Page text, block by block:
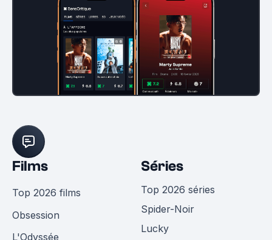
Films
Top 2026 films
Obsession
L'Odyssée
Séries
Top 2026 séries
Spider-Noir
Lucky